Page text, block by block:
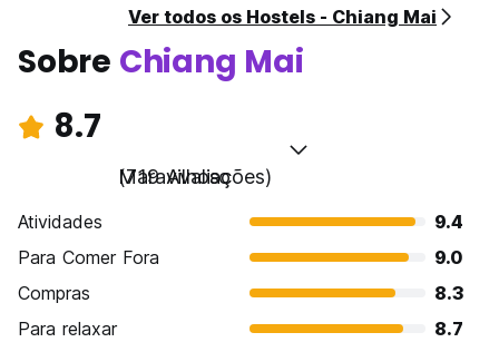
Ver todos os Hostels - Chiang Mai
Sobre Chiang Mai
8.7
Maravilhoso
(719 Avaliações)
Atividades
9.4
Para Comer Fora
9.0
Compras
8.3
Para relaxar
8.7